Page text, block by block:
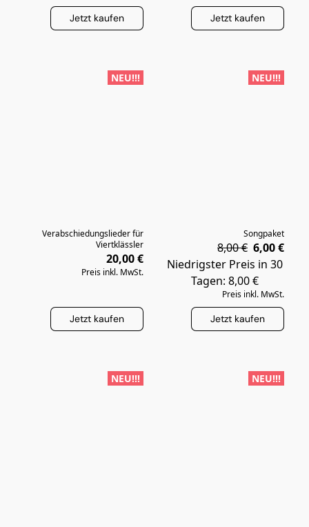
Jetzt kaufen Jetzt kaufen
NEU!!!
Verabschiedungslieder für
Viertklässler
20,00 €
Preis inkl. MwSt.
Jetzt kaufen
NEU!!!
Songpaket
6,00 €
8,00 €
Niedrigster Preis in 30
Tagen: 8,00 €
Preis inkl. MwSt.
Jetzt kaufen
NEU!!! NEU!!!